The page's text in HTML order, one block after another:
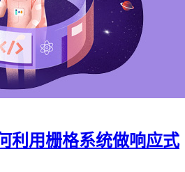
利用栅格系统做响应式